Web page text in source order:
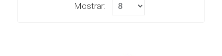
Mostrar: